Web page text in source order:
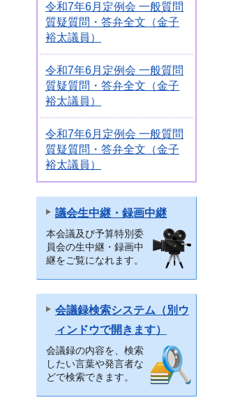
令和7年6月定例会 一般質問
質疑質問・答弁全文（金子
裕太議員）
令和7年6月定例会 一般質問
質疑質問・答弁全文（金子
裕太議員）
令和7年6月定例会 一般質問
質疑質問・答弁全文（金子
裕太議員）
議会生中継・録画中継
本会議及び予算特別委
員会の生中継・録画中
継をご覧になれます。
会議録検索システム（別ウ
ィンドウで開きます）
会議録の内容を、検索
したい言葉や発言者な
どで検索できます。